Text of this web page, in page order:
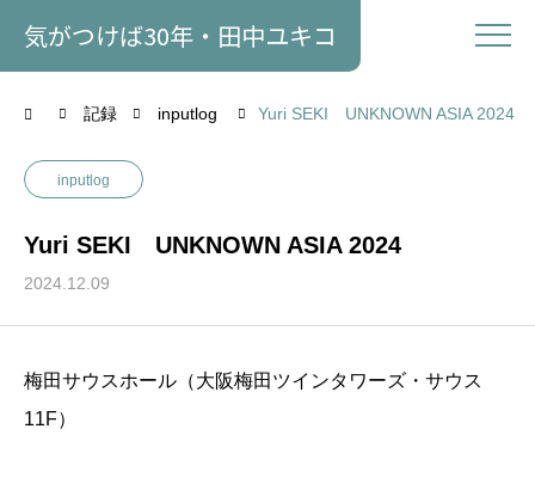
気がつけば30年・田中ユキコ
記録 inputlog Yuri SEKI UNKNOWN ASIA 2024
inputlog
Yuri SEKI UNKNOWN ASIA 2024
2024.12.09
梅田サウスホール（大阪梅田ツインタワーズ・サウス
11F）